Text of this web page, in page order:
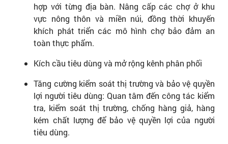
hợp với từng địa bàn. Nâng cấp các chợ ở khu
vực nông thôn và miền núi, đồng thời khuyến
khích phát triển các mô hình chợ bảo đảm an
toàn thực phẩm.
Kích cầu tiêu dùng và mở rộng kênh phân phối
Tăng cường kiểm soát thị trường và bảo vệ quyền
lợi người tiêu dùng: Quan tâm đến công tác kiểm
tra, kiểm soát thị trường, chống hàng giả, hàng
kém chất lượng để bảo vệ quyền lợi của người
tiêu dùng.